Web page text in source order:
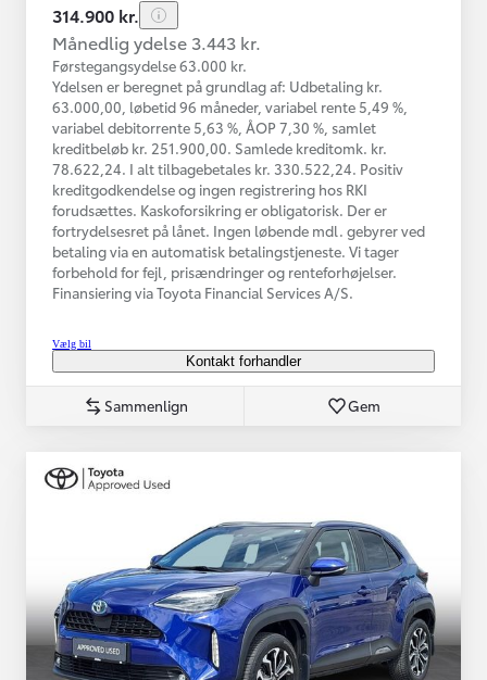
314.900 kr.
Månedlig ydelse 3.443 kr.
Førstegangsydelse 63.000 kr.
Ydelsen er beregnet på grundlag af: Udbetaling kr.
63.000,00, løbetid 96 måneder, variabel rente 5,49 %,
variabel debitorrente 5,63 %, ÅOP 7,30 %, samlet
kreditbeløb kr. 251.900,00. Samlede kreditomk. kr.
78.622,24. I alt tilbagebetales kr. 330.522,24. Positiv
kreditgodkendelse og ingen registrering hos RKI
forudsættes. Kaskoforsikring er obligatorisk. Der er
fortrydelsesret på lånet. Ingen løbende mdl. gebyrer ved
betaling via en automatisk betalingstjeneste. Vi tager
forbehold for fejl, prisændringer og renteforhøjelser.
Finansiering via Toyota Financial Services A/S.
Vælg bil
Kontakt forhandler
Sammenlign Gem